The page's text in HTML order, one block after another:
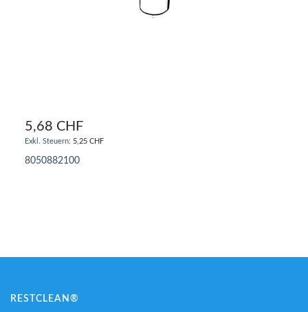
5,68 CHF
5,25 CHF
8050882100
RESTCLEAN®